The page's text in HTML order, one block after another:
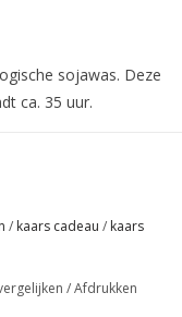
sojawas. Deze
ca. 35 uur.
get promoted to
een briefje.
uit de wax trekken,
Op het briefje
/ kaars cadeau / kaars
/Afdrukken